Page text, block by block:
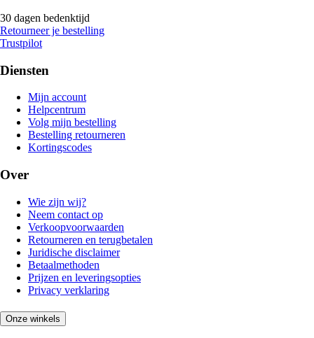
30 dagen bedenktijd
Retourneer je bestelling
Trustpilot
Diensten
Mijn account
Helpcentrum
Volg mijn bestelling
Bestelling retourneren
Kortingscodes
Over
Wie zijn wij?
Neem contact op
Verkoopvoorwaarden
Retourneren en terugbetalen
Juridische disclaimer
Betaalmethoden
Prijzen en leveringsopties
Privacy verklaring
Onze winkels